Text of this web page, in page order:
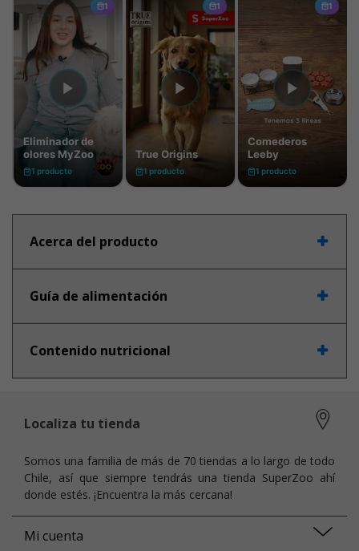
Acerca del producto
Guía de alimentación
Contenido nutricional
Localiza tu tienda
Somos una familia de más de 70 tiendas a lo largo de todo
Chile, así que siempre tendrás una tienda SuperZoo ahí
donde estés. ¡Encuentra la más cercana!
Mi cuenta